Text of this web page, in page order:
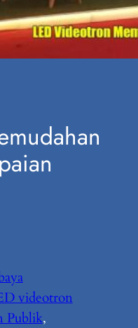
videotron
Publik